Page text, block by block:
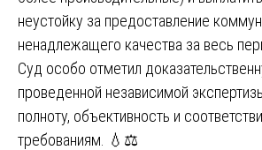
неустойку за предоставление
ненадлежащего качества за весь
Суд особо отметил
проведенной независимой
полноту, объективность и
требованиям. 💧⚖️